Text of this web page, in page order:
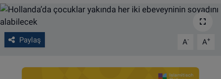
Paylaş A- A+
FOTO GALERİ
VIDEO GALERİ
ALGEMENE VOORWAARDEN